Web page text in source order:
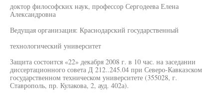
доктор философских наук, профессор Сергодеева Елена
Александровна
Ведущая организация: Краснодарский государственный
технологический университет
Защита состоится «22» декабря 2008 г. в 10 час. на заседании
диссертационного совета Д 212..245.04 при Северо-Кавказском
государственном техническом университете (355028, г.
Ставрополь, пр. Кулакова, 2, ауд. 402а).